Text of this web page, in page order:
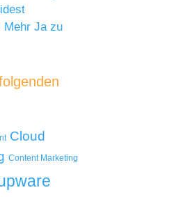
Mehr Ja zu
Cloud
Content Marketing